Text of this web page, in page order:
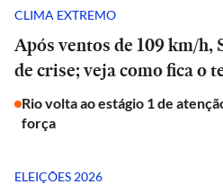
CLIMA EXTREMO
Após ventos de 109 km/h,
de crise; veja como fica o
Rio volta ao estágio 1 de
força
ELEIÇÕES 2026